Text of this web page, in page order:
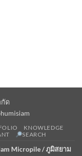
ด
KNOWLEDGE
SEARCH
Micropile / ภูมิสยาม